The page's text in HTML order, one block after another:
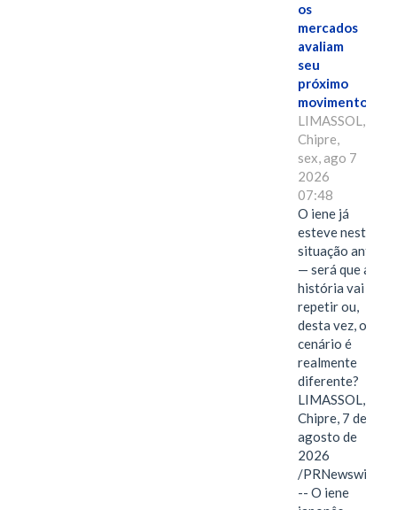
os
mercados
avaliam
seu
próximo
movimento.
LIMASSOL,
Chipre,
sex, ago 7
2026
07:48
O iene já
esteve nesta
situação antes
— será que a
história vai se
repetir ou,
desta vez, o
cenário é
realmente
diferente?
LIMASSOL,
Chipre, 7 de
agosto de
2026
/PRNewswire/
-- O iene